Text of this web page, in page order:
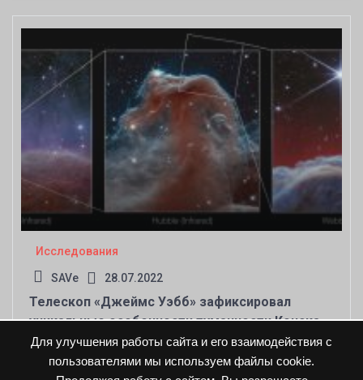
Для улучшения работы сайта и его взаимодействия с
пользователями мы используем файлы cookie.
Исследования
SAVe 28.07.2022
Телескоп «Джеймс Уэбб» зафиксировал
уникальные особенности туманности Конская
Голова